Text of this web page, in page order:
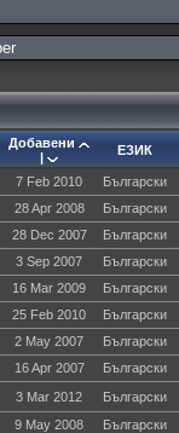
Добавени
|
ЕЗИК
7 Feb 2010
Български
28 Apr 2008
Български
28 Dec 2007
Български
3 Sep 2007
Български
16 Mar 2009
Български
25 Feb 2010
Български
2 May 2007
Български
16 Apr 2007
Български
3 Mar 2012
Български
9 May 2008
Български